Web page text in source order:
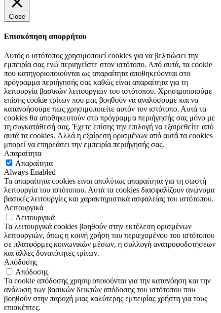
Close
Επισκόπηση απορρήτου
Αυτός ο ιστότοπος χρησιμοποιεί cookies για να βελτιώσει την
εμπειρία σας ενώ περιηγείστε στον ιστότοπο. Από αυτά, τα cookie
που κατηγοριοποιούνται ως απαραίτητα αποθηκεύονται στο
πρόγραμμα περιήγησής σας καθώς είναι απαραίτητα για τη
λειτουργία βασικών λειτουργιών του ιστότοπου. Χρησιμοποιούμε
επίσης cookie τρίτων που μας βοηθούν να αναλύσουμε και να
κατανοήσουμε πώς χρησιμοποιείτε αυτόν τον ιστότοπο. Αυτά τα
cookies θα αποθηκευτούν στο πρόγραμμα περιήγησής σας μόνο με
τη συγκατάθεσή σας. Έχετε επίσης την επιλογή να εξαιρεθείτε από
αυτά τα cookies. Αλλά η εξαίρεση ορισμένων από αυτά τα cookies
μπορεί να επηρεάσει την εμπειρία περιήγησής σας.
Απαραίτητα
Απαραίτητα
Always Enabled
Τα απαραίτητα cookies είναι απολύτως απαραίτητα για τη σωστή
λειτουργία του ιστότοπου. Αυτά τα cookies διασφαλίζουν ανώνυμα
βασικές λειτουργίες και χαρακτηριστικά ασφαλείας του ιστότοπου.
Λειτουργικά
Λειτουργικά
Τα λειτουργικά cookies βοηθούν στην εκτέλεση ορισμένων
λειτουργιών, όπως η κοινή χρήση του περιεχομένου του ιστότοπου
σε πλατφόρμες κοινωνικών μέσων, η συλλογή ανατροφοδοτήσεων
και άλλες δυνατότητες τρίτων.
Απόδοσης
Απόδοσης
Τα cookie απόδοσης χρησιμοποιούνται για την κατανόηση και την
ανάλυση των βασικών δεικτών απόδοσης του ιστότοπου που
βοηθούν στην παροχή μιας καλύτερης εμπειρίας χρήστη για τους
επισκέπτες.